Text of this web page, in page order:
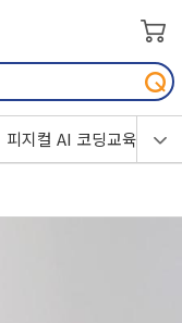
피지컬 AI 코딩교육